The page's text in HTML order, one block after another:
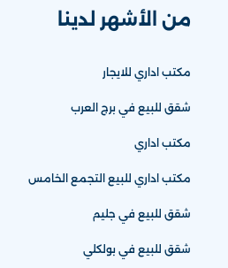
من الأشهر لدينا
مكتب اداري للايجار
شقق للبيع في برج العرب
مكتب اداري
مكتب اداري للبيع التجمع الخامس
شقق للبيع في جليم
شقق للبيع في بولكلي